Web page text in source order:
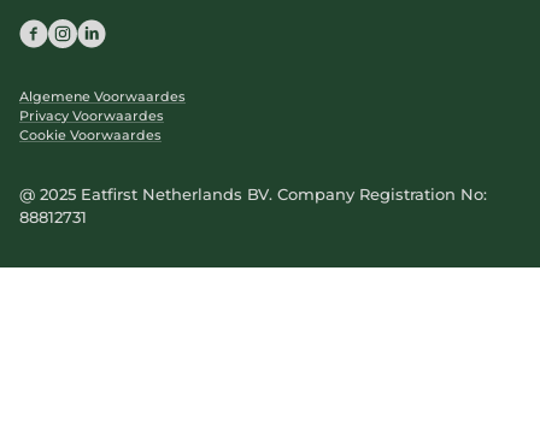
@ 2025 Eatfirst Netherlands BV. Company Registration No:
88812731
Algemene Voorwaardes
Privacy Voorwaardes
Cookie Voorwaardes